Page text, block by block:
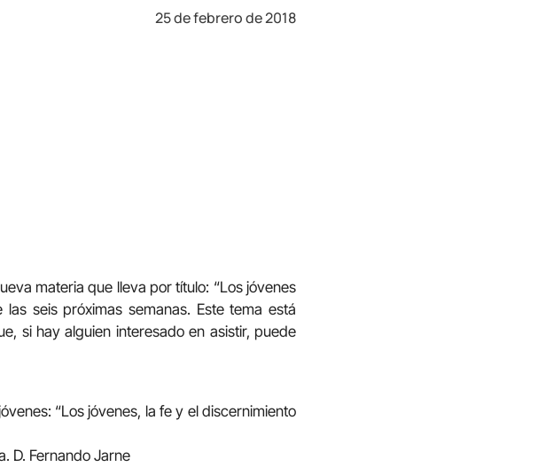
25 de febrero de 2018
materia que lleva por título: “Los jóvenes
seis próximas semanas. Este tema está
si hay alguien interesado en asistir, puede
“Los jóvenes, la fe y el discernimiento
D. Fernando Jarne